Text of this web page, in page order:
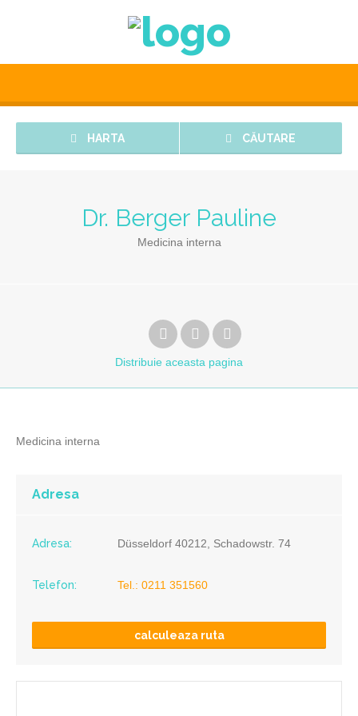
HARTA CĂUTARE
Dr. Berger Pauline
Medicina interna
Distribuie aceasta pagina
Medicina interna
Adresa
Adresa: Düsseldorf 40212, Schadowstr. 74
Telefon: Tel.: 0211 351560
calculeaza ruta